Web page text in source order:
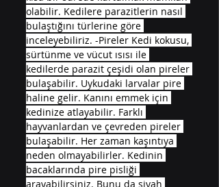
olabilir. Kedilere parazitlerin nasıl
bulaştığını türlerine göre
inceleyebiliriz. -Pireler Kedi kokusu,
sürtünme ve vücut ısısı ile
kedilerde parazit çeşidi olan pireler
bulaşabilir. Uykudaki larvalar pire
haline gelir. Kanını emmek için
kedinize atlayabilir. Farklı
hayvanlardan ve çevreden pireler
bulaşabilir. Her zaman kaşıntıya
neden olmayabilirler. Kedinin
bacaklarında pire pisliği
arayabilirsiniz. Bunu da siyah